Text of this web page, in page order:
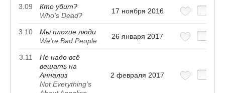
3.09
Кто убит?
Who's Dead?
17 ноября 2016
3.10
Мы плохие люди
We're Bad People
26 января 2017
3.11
Не надо всё
вешать на
Аннализ
Not Everything's
2 февраля 2017